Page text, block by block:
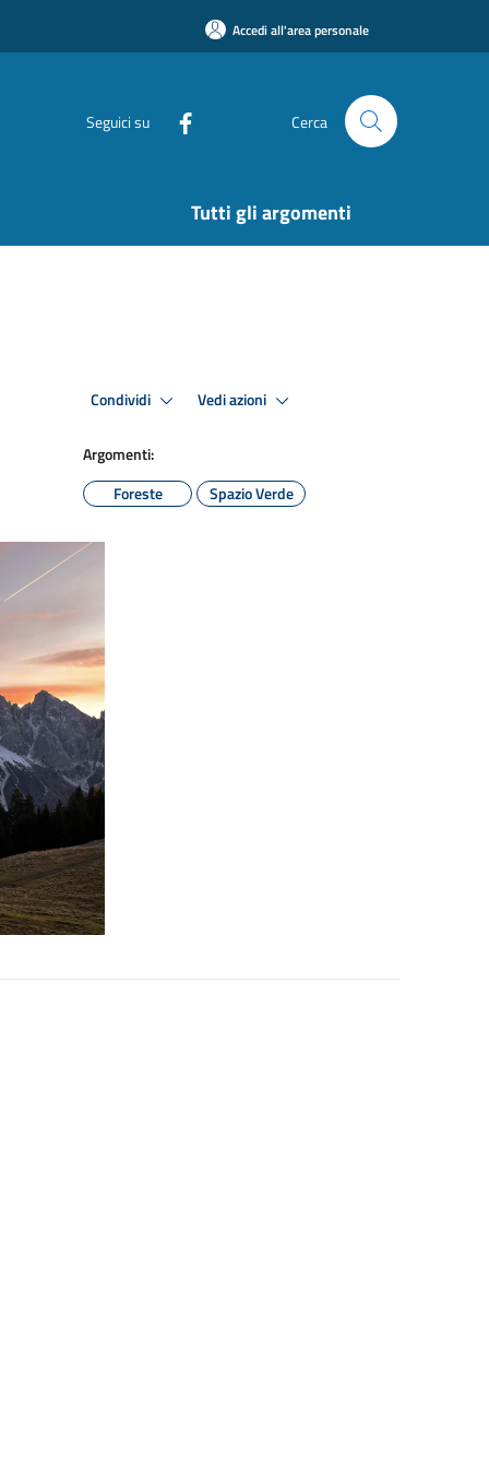
Accedi all'area personale
Seguici su Cerca
Tutti gli argomenti
Condividi Vedi azioni
Argomenti:
Foreste
Spazio Verde